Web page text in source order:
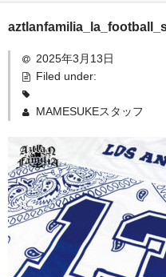
ホーム
MEXICO買い付け
新商品
全商品（ウェア）
Tシャツ
ロングTシャツ
ゲームシャツ
2025年3月13日
Filed under:
MAMESUKEスタッフ